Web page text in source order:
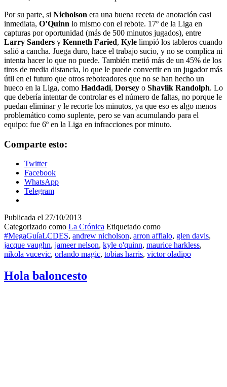
Por su parte, si Nicholson era una buena receta de anotación casi
inmediata, O’Quinn lo mismo con el rebote. 17º de la Liga en
capturas por oportunidad (más de 500 minutos jugados), entre
Larry Sanders y Kenneth Faried, Kyle limpió los tableros cuando
salió a cancha. Juega duro, hace el trabajo sucio, y no se complica ni
intenta hacer lo que no puede. También metió más de un 45% de los
tiros de media distancia, lo que le puede convertir en un jugador más
útil en el futuro que otros reboteadores que no se han hecho un
hueco en la Liga, como Haddadi, Dorsey o Shavlik Randolph. Lo
que debería intentar de controlar es el número de faltas, no porque le
puedan eliminar y le recorte los minutos, ya que eso es algo menos
problemático como suplente, pero se van acumulando para el
equipo: fue 6º en la Liga en infracciones por minuto.
Comparte esto:
Twitter
Facebook
WhatsApp
Telegram
Publicada el 27/10/2013
Categorizado como La Crónica Etiquetado como
#MegaGuíaLCDES, andrew nicholson, arron afflalo, glen davis,
jacque vaughn, jameer nelson, kyle o'quinn, maurice harkless,
nikola vucevic, orlando magic, tobias harris, victor oladipo
Hola baloncesto